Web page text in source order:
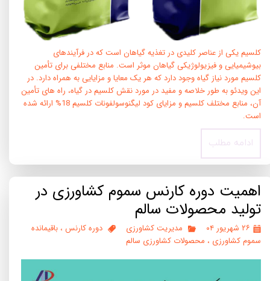
کلسیم یکی از عناصر کلیدی در تغذیه گیاهان است که در فرآیندهای
بیوشیمیایی و فیزیولوژیکی گیاهان موثر است. منابع مختلفی برای تأمین
کلسیم مورد نیاز گیاه وجود دارد که هر یک معایا و مزایایی به همراه دارد. در
این ویدئو به طور خلاصه و مفید در مورد نقش کلسیم در گیاه، راه های تأمین
آن، منابع مختلف کلسیم و مزایای کود لیگنوسولفونات کلسیم 18% ارائه شده
است.
ادامه مطلب
اهمیت دوره کارنس سموم کشاورزی در
تولید محصولات سالم
۲۶ شهریور ۰۴ مدیریت کشاورزی دوره کارنس ، باقیمانده
سموم کشاورزی ، محصولات کشاورزی سالم